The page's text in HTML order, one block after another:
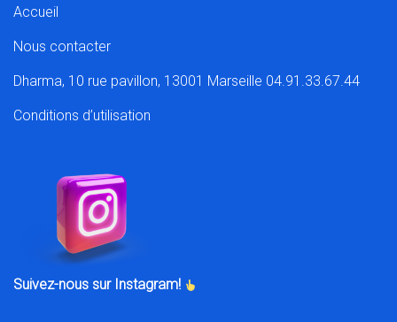
Accueil
Nous contacter
Dharma, 10 rue pavillon, 13001 Marseille 04.91.33.67.44
Conditions d’utilisation
Suivez-nous sur Instagram!